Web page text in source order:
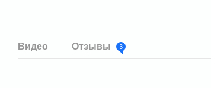
Видео Отзывы 3